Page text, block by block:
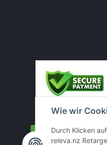
Wie wir
Durch Klicken
releva.nz
Vertrag